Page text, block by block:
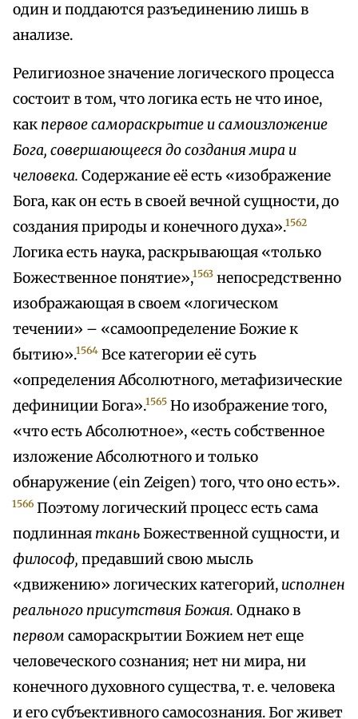
один и поддаются разъединению лишь в
анализе.
Религиозное значение логического процесса
состоит в том, что логика есть не что иное,
как первое самораскрытие и самоизложение
Бога, совершающееся до создания мира и
человека. Содержание её есть «изображение
Бога, как он есть в своей вечной сущности, до
создания природы и конечного духа».1562
Логика есть наука, раскрывающая «только
Божественное понятие»,1563 непосредственно
изображающая в своем «логическом
течении» – «самоопределение Божие к
бытию».1564 Все категории её суть
«определения Абсолютного, метафизические
дефиниции Бога».1565 Но изображение того,
«что есть Абсолютное», «есть собственное
изложение Абсолютного и только
обнаружение (ein Zeigen) того, что оно есть».
1566 Поэтому логический процесс есть сама
подлинная тканьБожественной сущности, и
философ, предавший свою мысль
«движению» логических категорий, исполнен
реального присутствия Божия. Однако в
первом самораскрытии Божием нет еще
человеческого сознания; нет ни мира, ни
конечного духовного существа, т. е. человека
и его субъективного самосознания. Бог живет